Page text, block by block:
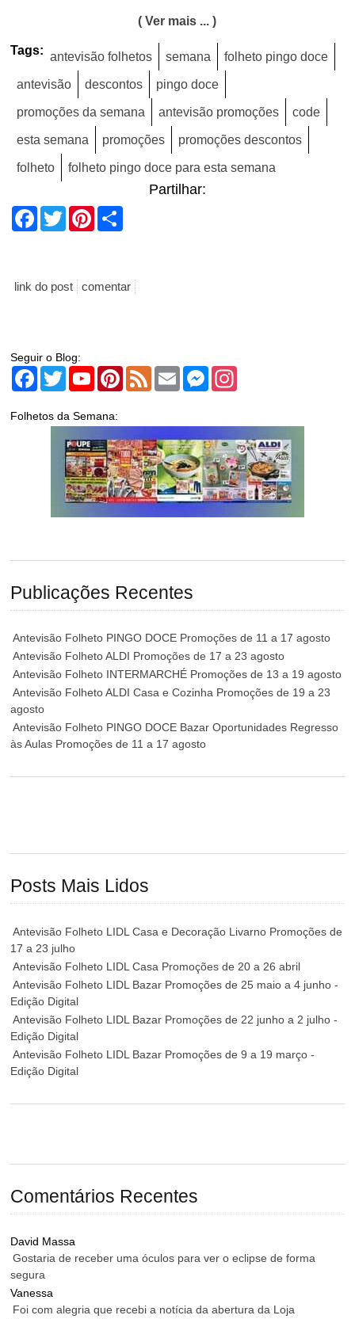
( Ver mais ... )
Tags: antevisão folhetos semana folheto pingo doce
antevisão descontos pingo doce
promoções da semana antevisão promoções code
esta semana promoções promoções descontos
folheto folheto pingo doce para esta semana
Partilhar:
Facebook
TwitterPinterest
link do post comentar
Seguir o Blog:
Facebook
TwitterYouTubePinterest
Feed Email Messenger
Folhetos da Semana:
Publicações Recentes
Antevisão Folheto PINGO DOCE Promoções de 11 a 17 agosto
Antevisão Folheto ALDI Promoções de 17 a 23 agosto
Antevisão Folheto INTERMARCHÉ Promoções de 13 a 19 agosto
Antevisão Folheto ALDI Casa e Cozinha Promoções de 19 a 23
agosto
Antevisão Folheto PINGO DOCE Bazar Oportunidades Regresso
às Aulas Promoções de 11 a 17 agosto
Posts Mais Lidos
Antevisão Folheto LIDL Casa e Decoração Livarno Promoções de
17 a 23 julho
Antevisão Folheto LIDL Casa Promoções de 20 a 26 abril
Antevisão Folheto LIDL Bazar Promoções de 25 maio a 4 junho -
Edição Digital
Antevisão Folheto LIDL Bazar Promoções de 22 junho a 2 julho -
Edição Digital
Antevisão Folheto LIDL Bazar Promoções de 9 a 19 março -
Edição Digital
Comentários Recentes
David Massa
Gostaria de receber uma óculos para ver o eclipse de forma
segura
Vanessa
Foi com alegria que recebi a notícia da abertura da Loja